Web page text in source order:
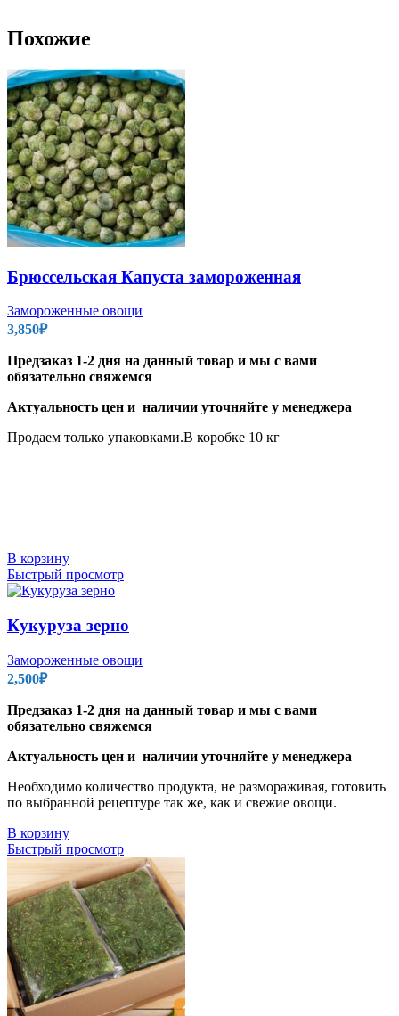
Похожие
Брюссельская Капуста замороженная
Замороженные овощи
3,850₽
Предзаказ 1-2 дня на данный товар и мы с вами
обязательно свяжемся
Актуальность цен и наличии уточняйте у менеджера
Продаем только упаковками.В коробке 10 кг
В корзину
Быстрый просмотр
Кукуруза зерно
Замороженные овощи
2,500₽
Предзаказ 1-2 дня на данный товар и мы с вами
обязательно свяжемся
Актуальность цен и наличии уточняйте у менеджера
Необходимо количество продукта, не размораживая, готовить
по выбранной рецептуре так же, как и свежие овощи.
В корзину
Быстрый просмотр